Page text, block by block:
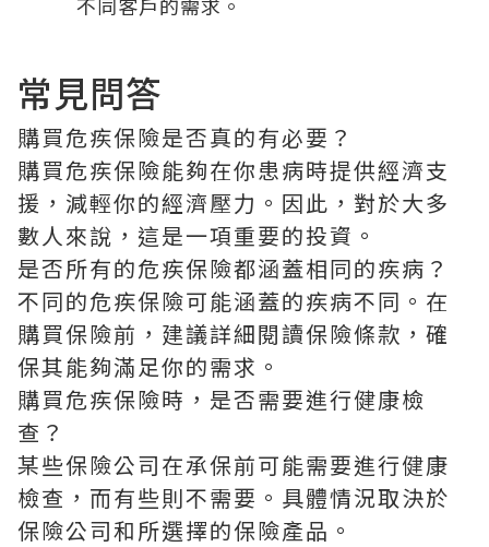
常見問答
購買危疾保險是否真的有必要？
購買危疾保險能夠在你患病時提供經濟支
援，減輕你的經濟壓力。因此，對於大多
數人來說，這是一項重要的投資。
是否所有的危疾保險都涵蓋相同的疾病？
不同的危疾保險可能涵蓋的疾病不同。在
購買保險前，建議詳細閱讀保險條款，確
保其能夠滿足你的需求。
購買危疾保險時，是否需要進行健康檢
查？
某些保險公司在承保前可能需要進行健康
檢查，而有些則不需要。具體情況取決於
保險公司和所選擇的保險產品。